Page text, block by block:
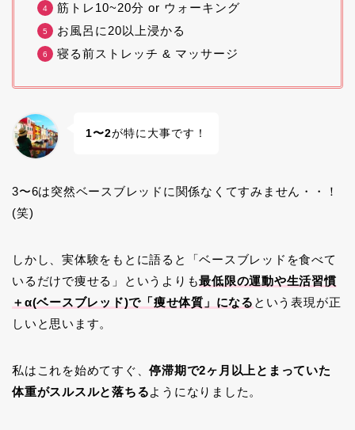
筋トレ10~20分 or ウォーキング
お風呂に20以上浸かる
寝る前ストレッチ & マッサージ
1〜2が特に大事です！
3〜6は突然ベースブレッドに関係なくてすみません・・！
(笑)
しかし、実体験をもとに語ると「ベースブレッドを食べて
いるだけで痩せる」というよりも最低限の運動や生活習慣
＋α(ベースブレッド)で「痩せ体質」になる という表現が正
しいと思います。
私はこれを始めてすぐ、停滞期で2ヶ月以上とまっていた
体重がスルスルと落ちるようになりました。